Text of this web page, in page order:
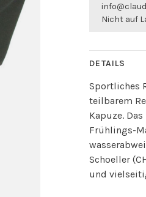
Nicht auf
DETAILS
Sportliches
teilbarem
Kapuze.
Frühlings-
Schoeller
und